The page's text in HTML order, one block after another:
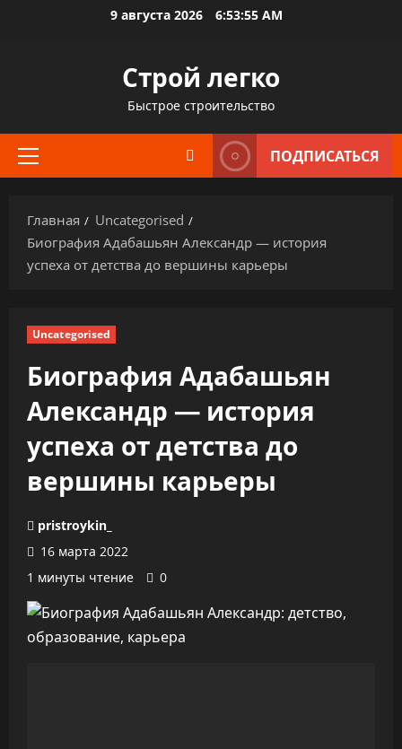
9 августа 2026 6:53:56 AM
Строй легко
Быстрое строительство
Основное
ПОДПИСАТЬСЯ
Главная
Uncategorised
Биография Адабашьян Александр — история
успеха от детства до вершины карьеры
Uncategorised
Биография Адабашьян
Александр — история
успеха от детства до
вершины карьеры
pristroykin_
16 марта 2022
1 минуты чтение
0